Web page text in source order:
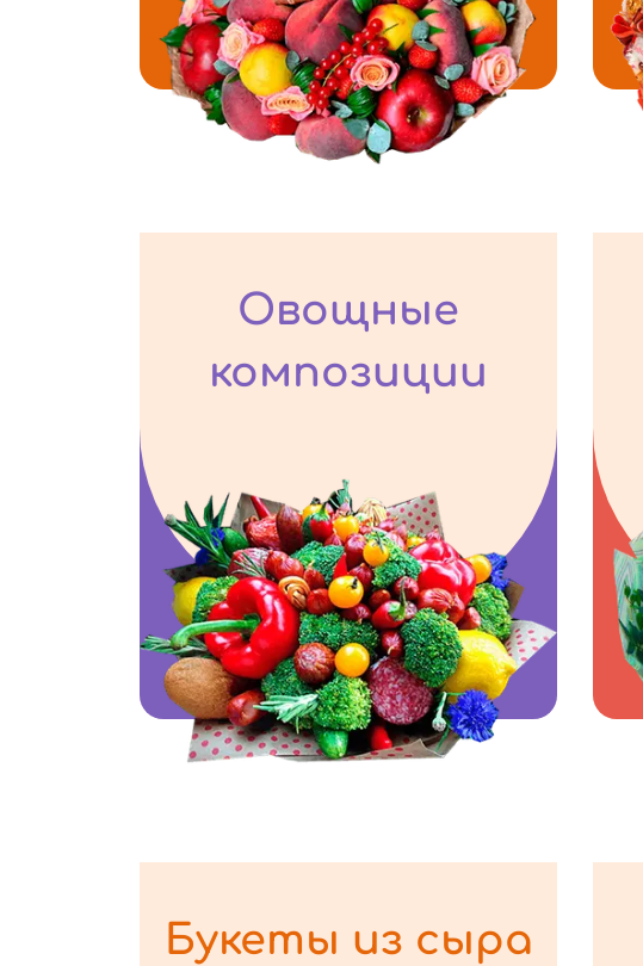
Овощные
композиции
Букеты из сыра